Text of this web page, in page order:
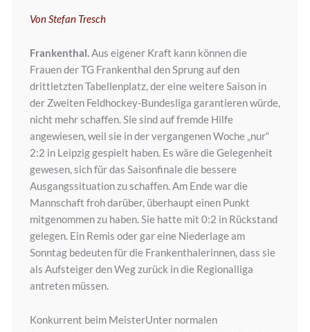
Von Stefan Tresch
Frankenthal.Aus eigener Kraft kann können die
Frauen der TG Frankenthal den Sprung auf den
drittletzten Tabellenplatz, der eine weitere Saison in
der Zweiten Feldhockey-Bundesliga garantieren würde,
nicht mehr schaffen. Sie sind auf fremde Hilfe
angewiesen, weil sie in der vergangenen Woche „nur“
2:2 in Leipzig gespielt haben. Es wäre die Gelegenheit
gewesen, sich für das Saisonfinale die bessere
Ausgangssituation zu schaffen. Am Ende war die
Mannschaft froh darüber, überhaupt einen Punkt
mitgenommen zu haben. Sie hatte mit 0:2 in Rückstand
gelegen. Ein Remis oder gar eine Niederlage am
Sonntag bedeuten für die Frankenthalerinnen, dass sie
als Aufsteiger den Weg zurück in die Regionalliga
antreten müssen.
Konkurrent beim MeisterUnter normalen